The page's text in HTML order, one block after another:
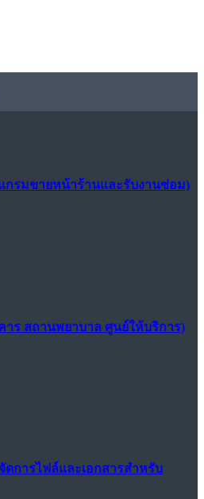
แกรมขายหน้าร้านและรับงานซ่อม)
ร สถานพยาบาล ศูนย์ให้บริการ)
ดการไฟล์และเอกสารสำหรับ